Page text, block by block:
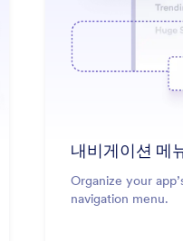
내비게이션 메
Organize your
navigation menu.